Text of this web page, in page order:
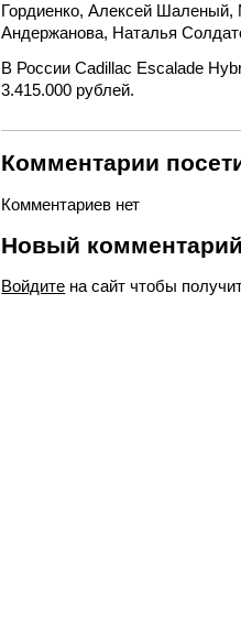
Гордиенко, Алексей Шаленый,
Андержанова, Наталья
В России Cadillac Escalade
3.415.000 рублей.
Комментарии
Комментариев нет
Новый
Войдите на сайт чтобы